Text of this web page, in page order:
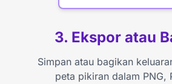
3. Ekspor atau
Simpan atau bagikan
peta pikiran dalam PNG,